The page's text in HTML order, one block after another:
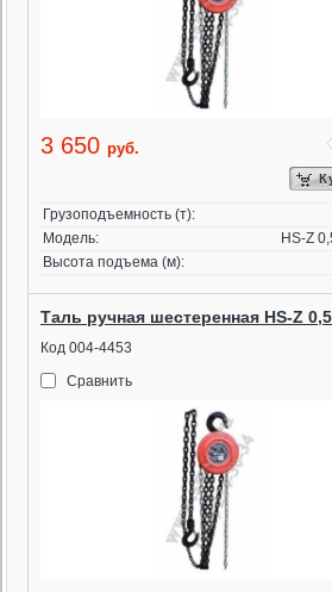
3 650 руб.
Грузоподъемность (т):
Модель:
HS-Z
Высота подъема (м):
Таль ручная шестеренная HS-Z
Код 004-4453
Сравнить